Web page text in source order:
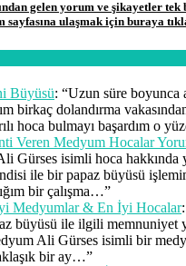
gelen yorum ve şikayetler tek
sayfasına ulaşmak için buraya
Büyüsü: “Uzun süre boyunca
birkaç dolandırma
hoca bulmayı başardım o
Veren Medyum Hocalar
Gürses isimli hoca hakkında
ile bir papaz büyüsü
bir çalışma…”
Medyumlar & En İyi Hocalar
büyüsü ile ilgili memnuniyet
Ali Gürses isimli bir
bir ay…”